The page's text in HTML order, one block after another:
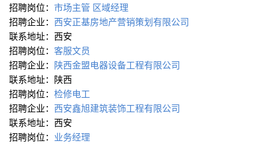
招聘岗位： 市场主管 区域经理
招聘企业： 西安正基房地产营销策划有限公司
联系地址：西安
招聘岗位： 客服文员
招聘企业： 陕西金盟电器设备工程有限公司
联系地址：陕西
招聘岗位： 检修电工
招聘企业： 西安鑫旭建筑装饰工程有限公司
联系地址：西安
招聘岗位： 业务经理